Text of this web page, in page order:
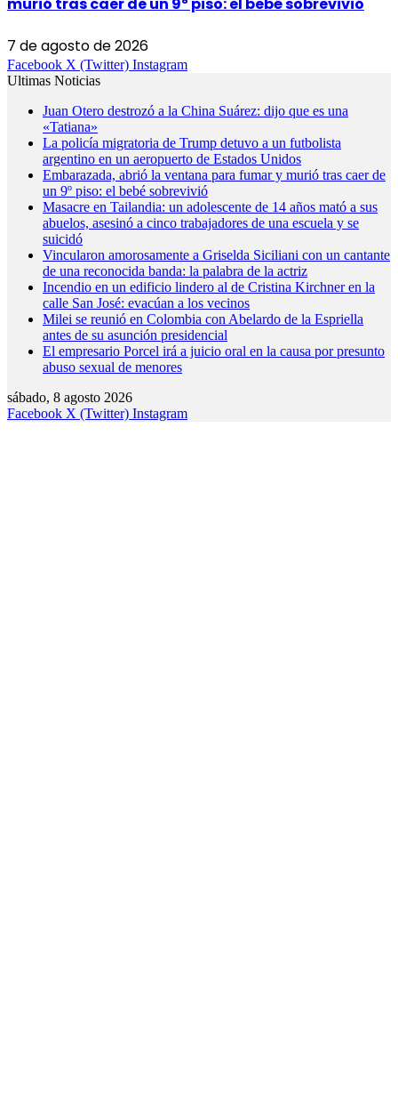
murió tras caer de un 9º piso: el bebé sobrevivió
7 de agosto de 2026
Facebook X (Twitter) Instagram
Ultimas Noticias
Juan Otero destrozó a la China Suárez: dijo que es una
«Tatiana»
La policía migratoria de Trump detuvo a un futbolista
argentino en un aeropuerto de Estados Unidos
Embarazada, abrió la ventana para fumar y murió tras caer de
un 9º piso: el bebé sobrevivió
Masacre en Tailandia: un adolescente de 14 años mató a sus
abuelos, asesinó a cinco trabajadores de una escuela y se
suicidó
Vincularon amorosamente a Griselda Siciliani con un cantante
de una reconocida banda: la palabra de la actriz
Incendio en un edificio lindero al de Cristina Kirchner en la
calle San José: evacúan a los vecinos
Milei se reunió en Colombia con Abelardo de la Espriella
antes de su asunción presidencial
El empresario Porcel irá a juicio oral en la causa por presunto
abuso sexual de menores
sábado, 8 agosto 2026
Facebook X (Twitter) Instagram